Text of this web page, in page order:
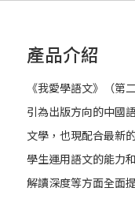
產品介紹
《我愛學語文》（第
引為出版方向的中國
文學，也現配合最新
學生運用語文的能力
解讀深度等方面全面